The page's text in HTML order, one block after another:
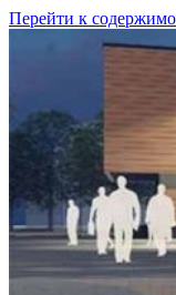
Перейти к